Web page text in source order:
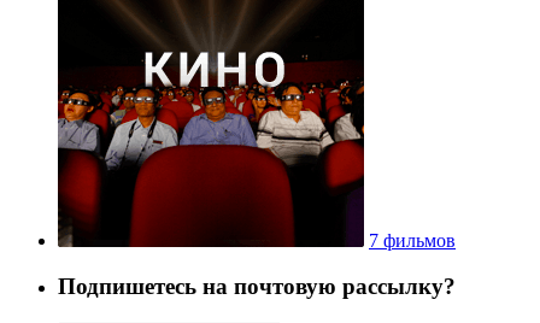
7 фильмов
Подпишетесь на почтовую рассылку?